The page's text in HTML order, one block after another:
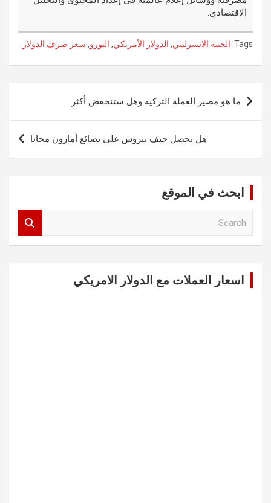
الاقتصادي.
Tags: الجنيه الاسترليني, الدولار الأمريكي, اليورو, سعر صرف الدولار
تصفّح
المقالات
ما هو مصير العملة التركية وهل ستنخفض أكثر
هل يحصل جيف بيزوس على بضائع أمازون مجانا
ابحث في الموقع
اسعار العملات مع الدولار الامريكي